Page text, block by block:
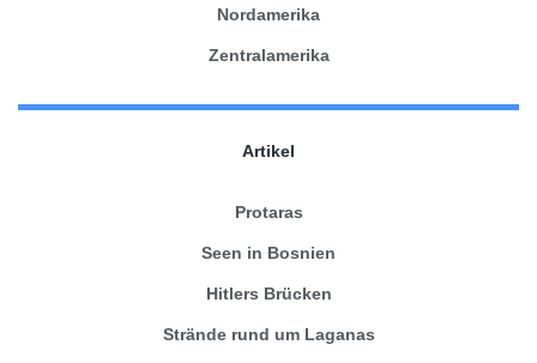
Nordamerika
Zentralamerika
Artikel
Protaras
Seen in Bosnien
Hitlers Brücken
Strände rund um Laganas